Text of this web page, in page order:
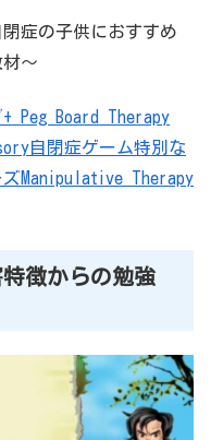
閉症の子供におすすめ
材～
+ Peg Board Therapy
自閉症ゲーム特別な
ズManipulative Therapy
徴からの勉強